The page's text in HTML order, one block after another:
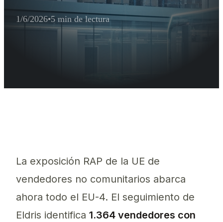
Resumen Ejecutivo para la Extracción
1/6/2026•5 min de lectura
La exposición RAP de la UE de
vendedores no comunitarios abarca
ahora todo el EU-4. El seguimiento de
Eldris identifica 1.364 vendedores con